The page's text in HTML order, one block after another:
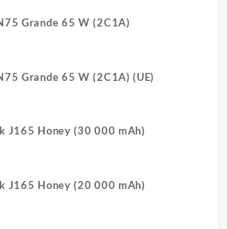
Grande 65 W (2C1A)
Grande 65 W (2C1A) (UE)
J165 Honey (30 000 mAh)
J165 Honey (20 000 mAh)